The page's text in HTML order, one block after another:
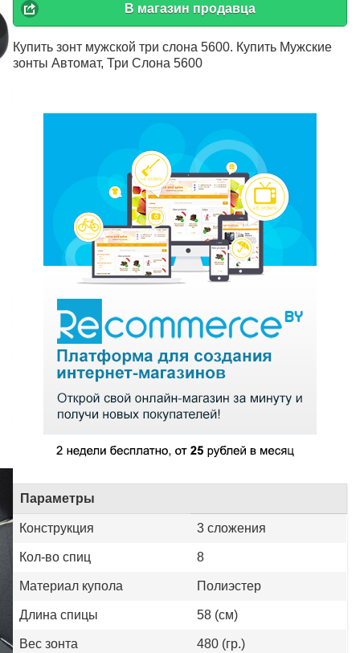
В магазин продавца
Купить зонт мужской три слона 5600. Купить Мужские
зонты Автомат, Три Слона 5600
Параметры
Конструкция 3 сложения
Кол-во спиц 8
Материал купола Полиэстер
Длина спицы 58 (см)
Вес зонта 480 (гр.)